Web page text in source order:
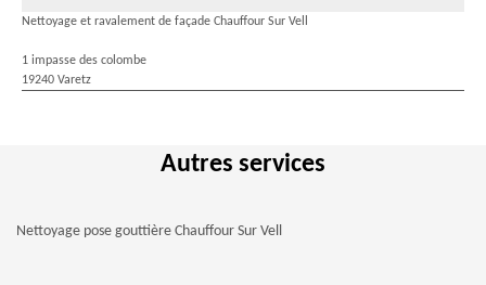
Nettoyage et ravalement de façade Chauffour Sur Vell
1 impasse des colombe
19240 Varetz
Autres services
Nettoyage pose gouttière Chauffour Sur Vell